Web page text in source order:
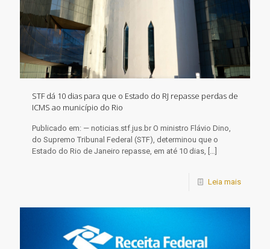
STF dá 10 dias para que o Estado do RJ repasse perdas de
ICMS ao município do Rio
Publicado em: — noticias.stf.jus.br O ministro Flávio Dino,
do Supremo Tribunal Federal (STF), determinou que o
Estado do Rio de Janeiro repasse, em até 10 dias, […]
Leia mais